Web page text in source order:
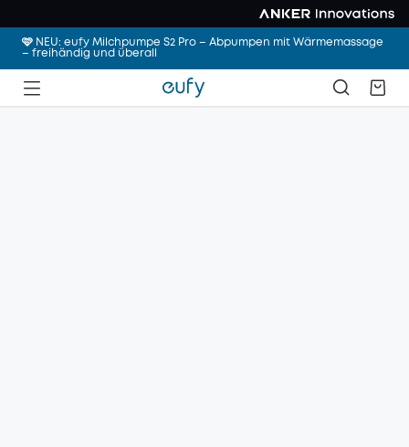
🩷 NEU: eufy Milchpumpe S2 Pro – Abpumpen mit Wärmemassage
– freihändig und überall